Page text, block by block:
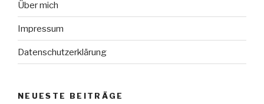
Über mich
Impressum
Datenschutzerklärung
NEUESTE BEITRÄGE